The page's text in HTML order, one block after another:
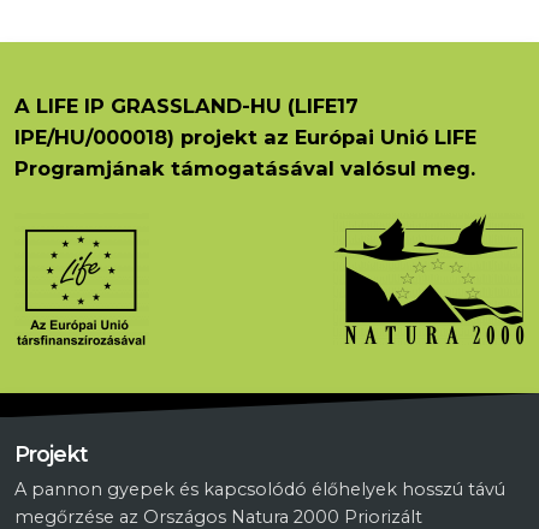
A LIFE IP GRASSLAND-HU (LIFE17
IPE/HU/000018) projekt az Európai Unió LIFE
Programjának támogatásával valósul meg.
Projekt
A pannon gyepek és kapcsolódó élőhelyek hosszú távú
megőrzése az Országos Natura 2000 Priorizált